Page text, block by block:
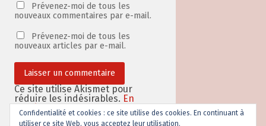
Prévenez-moi de tous les
nouveaux commentaires par e-mail.
Prévenez-moi de tous les
nouveaux articles par e-mail.
Ce site utilise Akismet pour
réduire les indésirables. En
savoir plus sur la façon dont les
données de vos commentaires
Confidentialité et cookies : ce site utilise des cookies. En continuant à
utiliser ce site Web, vous acceptez leur utilisation.